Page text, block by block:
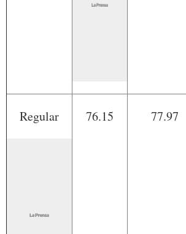
Regular 76.15 77.97